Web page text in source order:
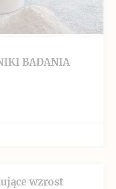
BADANIA
wzrost